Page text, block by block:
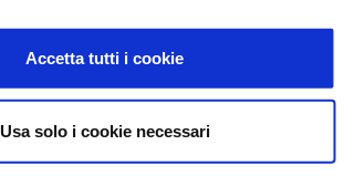
Accetta tutti i cookie
Usa solo i cookie necessari